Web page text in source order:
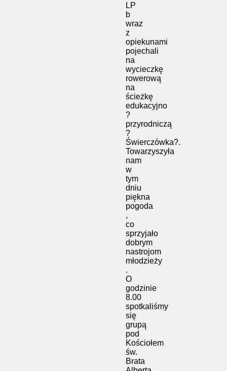
LP
b
wraz
z
opiekunami
pojechali
na
wycieczkę
rowerową
na
ścieżkę
edukacyjno
?
przyrodniczą
?
Świerczówka?.
Towarzyszyła
nam
w
tym
dniu
piękna
pogoda
,
co
sprzyjało
dobrym
nastrojom
młodzieży
.
O
godzinie
8.00
spotkaliśmy
się
grupą
pod
Kościołem
św.
Brata